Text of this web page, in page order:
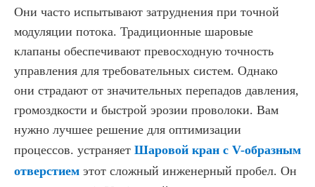
Они часто испытывают затруднения при точной
модуляции потока. Традиционные шаровые
клапаны обеспечивают превосходную точность
управления для требовательных систем. Однако
они страдают от значительных перепадов давления,
громоздкости и быстрой эрозии проволоки. Вам
нужно лучшее решение для оптимизации
процессов. устраняет Шаровой кран с V-образным
отверстием этот сложный инженерный пробел. Он